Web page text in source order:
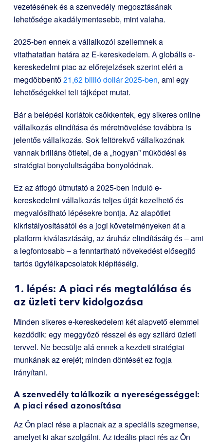
vezetésének és a szenvedély megosztásának
lehetősége akadálymentesebb, mint valaha.
2025-ben ennek a vállalkozói szellemnek a
vitathatatlan határa az E-kereskedelem. A globális e-
kereskedelmi piac az előrejelzések szerint eléri a
megdöbbentő21,62 billió dollár 2025-ben, ami egy
lehetőségekkel teli tájképet mutat.
Bár a belépési korlátok csökkentek, egy sikeres online
vállalkozás elindítása és méretnövelése továbbra is
jelentős vállalkozás. Sok feltörekvő vállalkozónak
vannak briliáns ötletei, de a „hogyan” működési és
stratégiai bonyolultságába bonyolódnak.
Ez az átfogó útmutató a 2025-ben induló e-
kereskedelmi vállalkozás teljes útját kezelhető és
megvalósítható lépésekre bontja. Az alapötlet
kikristályosításától és a jogi követelményeken át a
platform kiválasztásáig, az áruház elindításáig és – ami
a legfontosabb – a fenntartható növekedést elősegítő
tartós ügyfélkapcsolatok kiépítéséig.
1. lépés: A piaci rés megtalálása és
az üzleti terv kidolgozása
Minden sikeres e-kereskedelem két alapvető elemmel
kezdődik: egy meggyőző résszel és egy szilárd üzleti
tervvel. Ne becsülje alá ennek a kezdeti stratégiai
munkának az erejét; minden döntését ez fogja
irányítani.
A szenvedély találkozik a nyereségességgel:
A piaci résed azonosítása
Az Ön piaci rése a piacnak az a speciális szegmense,
amelyet ki akar szolgálni. Az ideális piaci rés az Ön